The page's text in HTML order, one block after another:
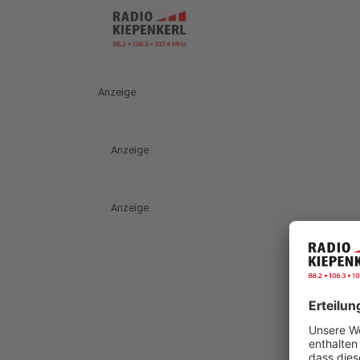
Anzeige
Anzeige
Anzeige